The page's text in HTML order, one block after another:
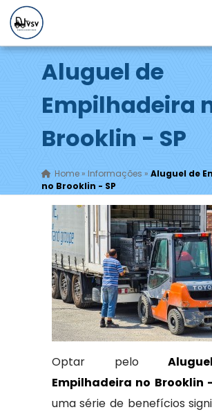
Aluguel de
Empilhadeira
Brooklin - SP
Home» Informações » Aluguel de
no Brooklin - SP
Optar pelo
Empilhadeira no Brooklin
uma série de benefícios